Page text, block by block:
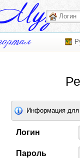
Информация для
Логин
Пароль